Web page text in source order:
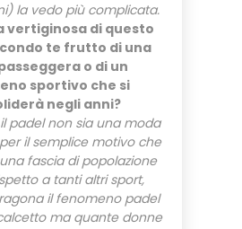
la vedo più complicata.
vertiginosa di questo
te frutto di una
o di un
sportivo che si
negli anni?
padel non sia una moda
il semplice motivo che
fascia di popolazione
a tanti altri sport,
il fenomeno padel
ma quante donne